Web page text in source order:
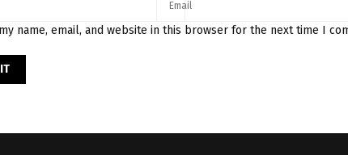
name, email, and website in this browser for the next time I